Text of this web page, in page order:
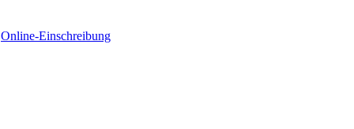
Online-Einschreibung